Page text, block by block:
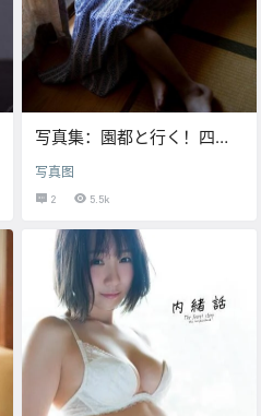
写真集：園都と行く！四国
写真图
2 5.5k